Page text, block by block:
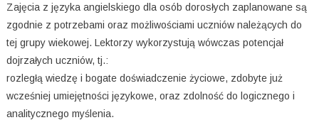
Zajęcia z języka angielskiego dla osób dorosłych zaplanowane są
zgodnie z potrzebami oraz możliwościami uczniów należących do
tej grupy wiekowej. Lektorzy wykorzystują wówczas potencjał
dojrzałych uczniów, tj.:
rozległą wiedzę i bogate doświadczenie życiowe, zdobyte już
wcześniej umiejętności językowe, oraz zdolność do logicznego i
analitycznego myślenia.